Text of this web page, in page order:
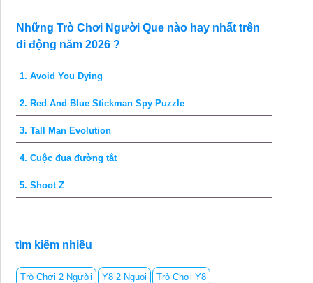
Những Trò Chơi Người Que nào hay nhất trên
di động năm 2026 ?
1. Avoid You Dying
2. Red And Blue Stickman Spy Puzzle
3. Tall Man Evolution
4. Cuộc đua đường tắt
5. Shoot Z
tìm kiếm nhiều
Trò Chơi 2 Người Y8 2 Nguoi Trò Chơi Y8